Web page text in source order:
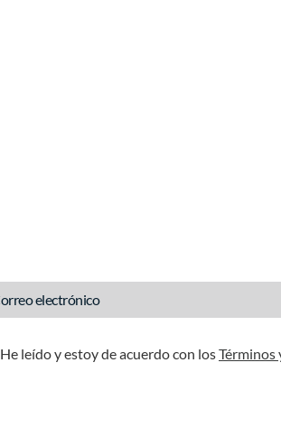
He leído y estoy de acuerdo con losTérminos